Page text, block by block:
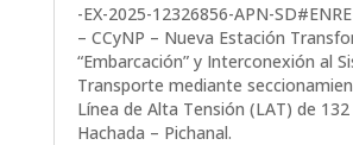
-EX-2025-12326856-APN-SD#ENRE
– CCyNP – Nueva Estación
“Embarcación” y Interconexión al
Transporte mediante
Línea de Alta Tensión (LAT) de 132
Hachada – Pichanal.